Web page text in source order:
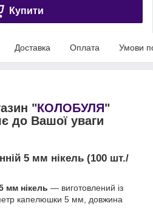
Купити
Доставка Оплата Умови
"КОЛОБУЛЯ"
до Вашої уваги
5 мм нікель (100 шт./
мм нікель — виготовлений із
капелюшки 5 мм, довжина